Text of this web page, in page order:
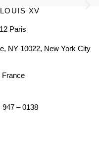
XV
Paris
NY 10022, New York City
France
947 – 0138